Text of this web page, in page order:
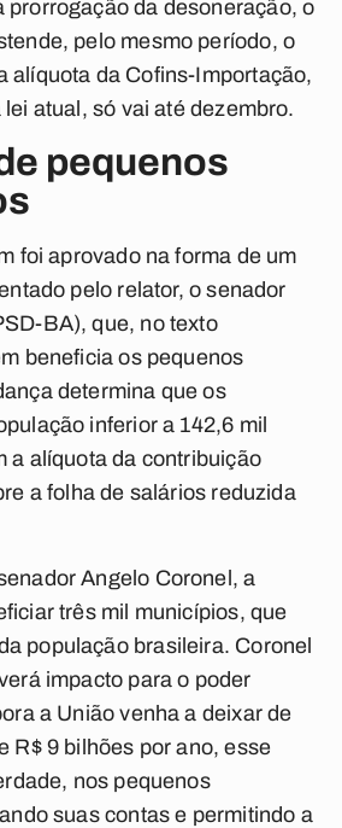
prorrogação da desoneração, o
pelo mesmo período, o
alíquota da Cofins-Importação,
atual, só vai até dezembro.
pequenos
foi aprovado na forma de um
pelo relator, o senador
BA), que, no texto
beneficia os pequenos
determina que os
inferior a 142,6 mil
a alíquota da contribuição
a folha de salários reduzida
Angelo Coronel, a
três mil municípios, que
população brasileira. Coronel
impacto para o poder
a União venha a deixar de
R$ 9 bilhões por ano, esse
nos pequenos
suas contas e permitindo a